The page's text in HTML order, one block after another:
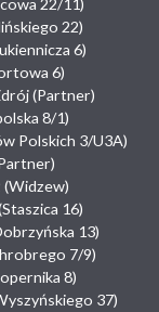
22/11)
22)
6)
6)
(Partner)
8/1)
Polskich 3/U3A)
(Widzew)
16)
13)
7/9)
8)
37)